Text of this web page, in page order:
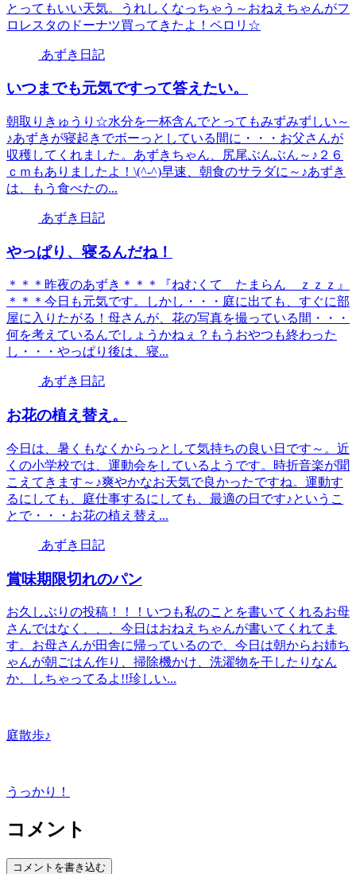
とってもいい天気。うれしくなっちゃう～おねえちゃんがフ
ロレスタのドーナツ買ってきたよ！ペロリ☆
あずき日記
いつまでも元気ですって答えたい。
朝取りきゅうり☆水分を一杯含んでとってもみずみずしい～
♪あずきが寝起きでボーっとしている間に・・・お父さんが
収穫してくれました。あずきちゃん、尻尾ぶんぶん～♪２６
ｃｍもありましたよ！\(^-^)早速、朝食のサラダに～♪あずき
は、もう食べたの...
あずき日記
やっぱり、寝るんだね！
＊＊＊昨夜のあずき＊＊＊『ねむくて たまらん ｚｚｚ』
＊＊＊今日も元気です。しかし・・・庭に出ても、すぐに部
屋に入りたがる！母さんが、花の写真を撮っている間・・・
何を考えているんでしょうかねぇ？もうおやつも終わった
し・・・やっぱり後は、寝...
あずき日記
お花の植え替え。
今日は、暑くもなくからっとして気持ちの良い日です～。近
くの小学校では、運動会をしているようです。時折音楽が聞
こえてきます～♪爽やかなお天気で良かったですね。運動す
るにしても、庭仕事するにしても、最適の日です♪というこ
とで・・・お花の植え替え...
あずき日記
賞味期限切れのパン
お久しぶりの投稿！！！いつも私のことを書いてくれるお母
さんではなく、、、今日はおねえちゃんが書いてくれてま
す。お母さんが田舎に帰っているので、今日は朝からお姉ち
ゃんが朝ごはん作り、掃除機かけ、洗濯物を干したりなん
か、しちゃってるよ!!珍しい...
庭散歩♪
うっかり！
コメント
コメントを書き込む